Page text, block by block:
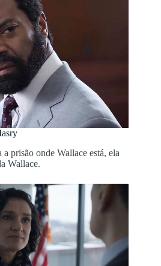
prisão onde Wallace está, ela
Wallace.